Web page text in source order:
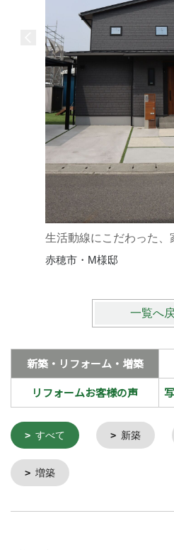
生活動線にこだわった、
赤穂市・M様邸
一覧へ
新築・リフォーム・増築
リフォームお客様の声
すべて 新築
増築